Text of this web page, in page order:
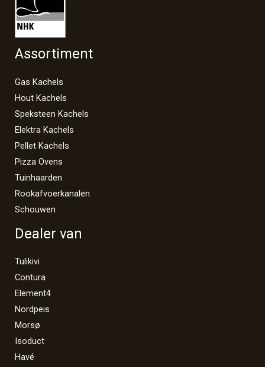
Assortiment
Gas Kachels
Hout Kachels
Speksteen Kachels
Elektra Kachels
Pellet Kachels
Pizza Ovens
Tuinhaarden
Rookafvoerkanalen
Schouwen
Dealer van
Tulikivi
Contura
Element4
Nordpeis
Morsø
Isoduct
Havé